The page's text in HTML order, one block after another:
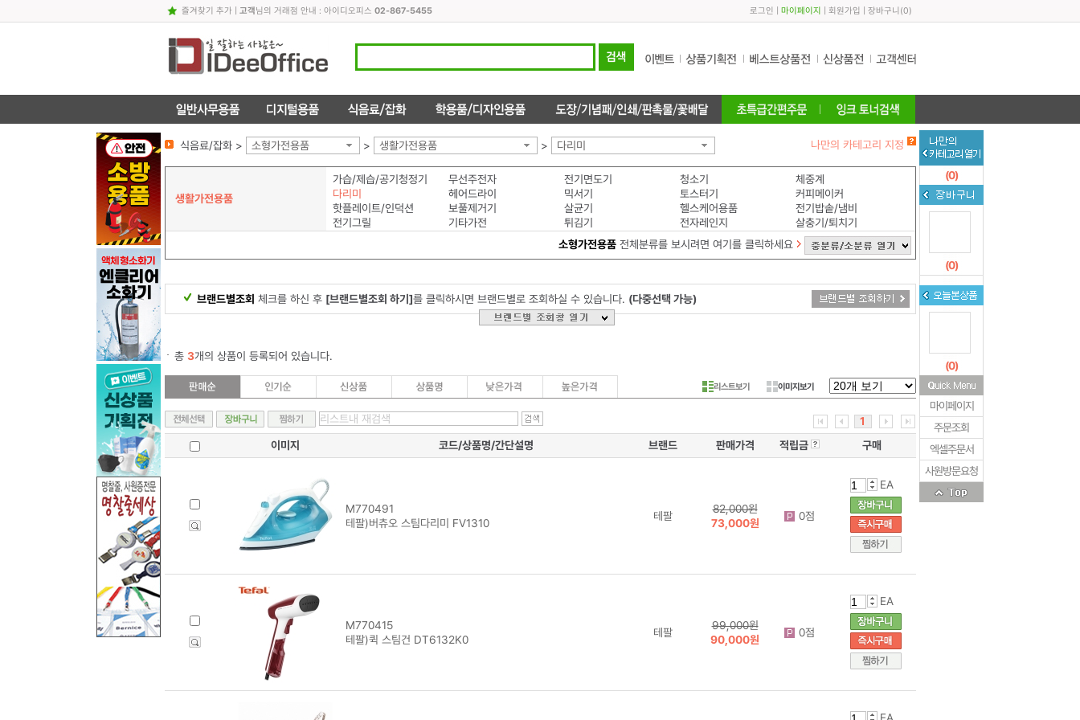
즐겨찾기 추가| 고객님의 거래점 안내 : 아이디오피스 02-867-5455 로그인 마이페이지 회원가입 장바구니 (0)
식음료/잡화 > 소형가전용품 > 생활가전용품 > 다리미 나만의 카테고리 지정
생활가전용품
가습/제습/공기청정기 무선주전자 전기면도기 청소기
체중계
다리미
헤어드라이 믹서기 토스터기
커피메이커
핫플레이트/인덕션
보풀제거기 살균기 헬스케어용품
전기밥솥/냄비
전기그릴
기타가전 튀김기 전자레인지
살충기/퇴치기
소형가전용품전체분류를 보시려면 여기를 클릭하세요
브랜드별조회 체크를 하신 후 [브랜드별조회 하기]를 클릭하시면 브랜드별로 조회하실 수 있습니다. (다중선택 가능)
총 3개의 상품이 등록되어 있습니다.
리스트보기 이미지보기
1
이미지
코드/상품명/간단설명 브랜드 판매가격 적립금 구매
M770491
테팔)버츄오 스팀다리미 FV1310
테팔
82,000원
73,000원
0점
EA
M770415
테팔)퀵 스팀건 DT6132K0
테팔
99,000원
90,000원
0점
EA
EA
(0)
(0)
(0)
마이페이지
주문조회
엑셀주문서
사원방문요청